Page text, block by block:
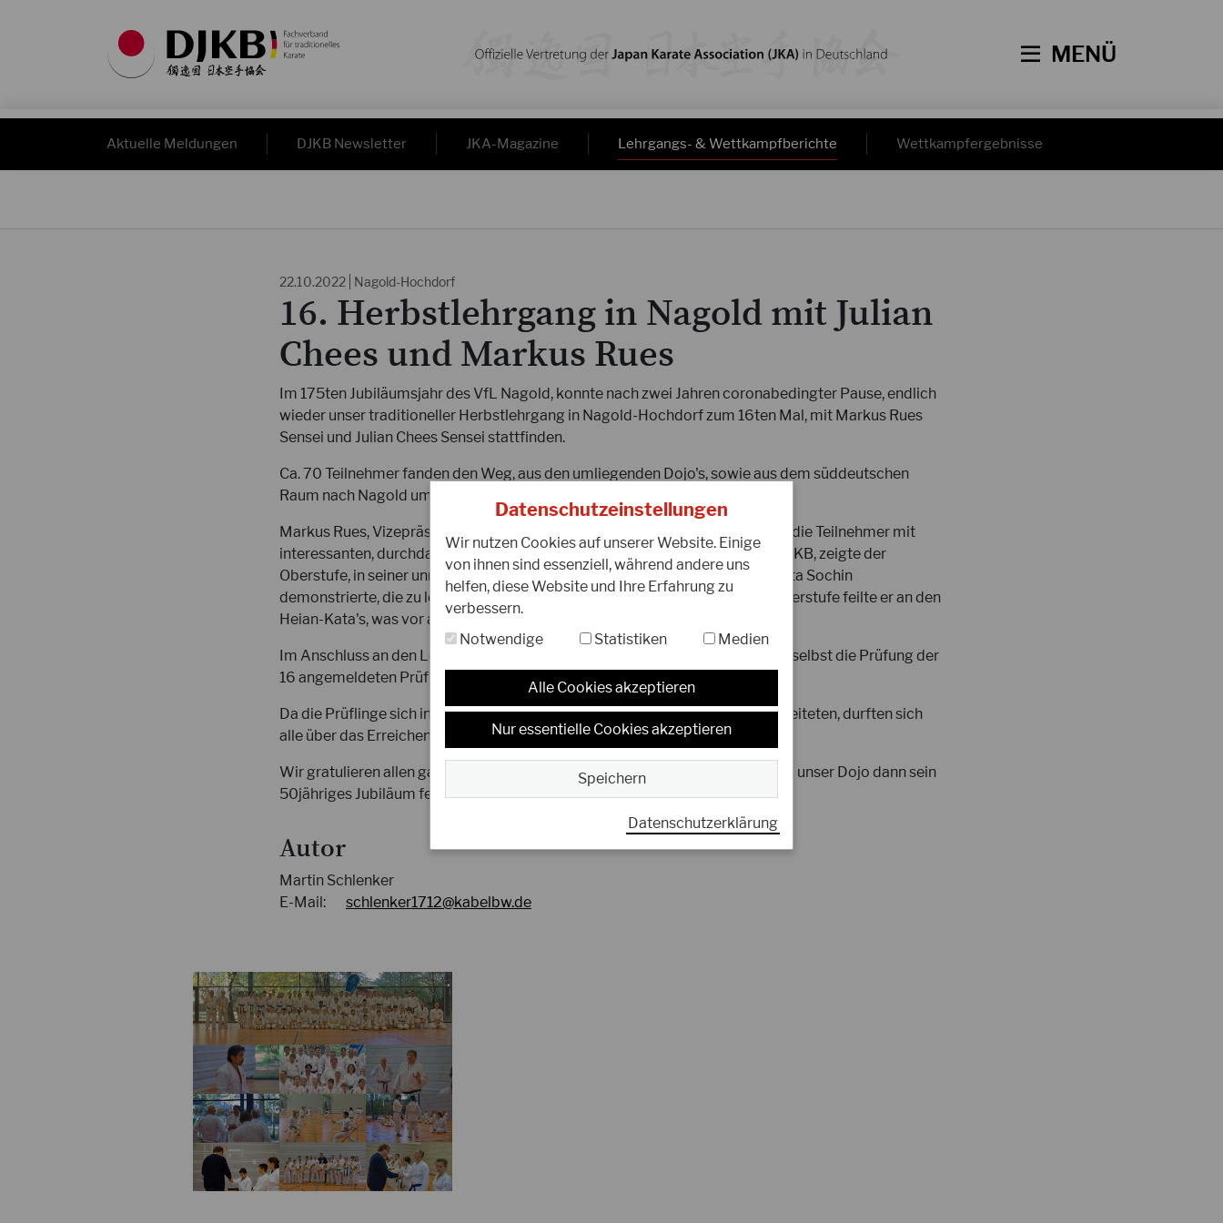
Datenschutzeinstellungen
Wir nutzen Cookies auf unserer Website. Einige
von ihnen sind essenziell, während andere uns
helfen, diese Website und Ihre Erfahrung zu
verbessern.
Notwendige
Statistiken Medien
Alle Cookies akzeptieren
Nur essentielle Cookies akzeptieren
Speichern
Datenschutzerklärung
MENÜ
Aktuelle Meldungen DJKB Newsletter JKA-Magazine Lehrgangs- & Wettkampfberichte Wettkampfergebnisse
22.10.2022 Nagold-Hochdorf
16. Herbstlehrgang in Nagold mit Julian
Chees und Markus Rues
Im 175ten Jubiläumsjahr des VfL Nagold, konnte nach zwei Jahren coronabedingter Pause, endlich
wieder unser traditioneller Herbstlehrgang in Nagold-Hochdorf zum 16ten Mal, mit Markus Rues
Sensei und Julian Chees Sensei stattfinden.
Ca. 70 Teilnehmer fanden den Weg, aus den umliegenden Dojo's, sowie aus dem süddeutschen
Raum nach Nagold um von diesen zwei Koryphäen des Karate zu lernen.
Markus Rues, Vizepräsident des DJKB und Bundesjugendtrainer, begeisterte die Teilnehmer mit
interessanten, durchdachten Kumiteeinheiten. Julian Chees, Instructor des DJKB, zeigte der
Oberstufe, in seiner unnachahmlichen Art, ihre Grenzen auf, als er Teile der Kata Sochin
demonstrierte, die zu lernen die Teilnehmer die Gelegenheit hatten. In der Unterstufe feilte er an den
Heian-Kata's, was vor allem den anstehenden Prüflingen entgegenkam.
Im Anschluss an den Lehrgang nahm der Bundesjugendtrainer Markus Rues, selbst die Prüfung der
16 angemeldeten Prüflinge ab.
Da die Prüflinge sich in den vergangenen Wochen gut auf die Prüfung vorbereiteten, durften sich
alle über das Erreichen des nächsten Gürtelgrades freuen.
Wir gratulieren allen ganz herzlich und freuen uns auf das nächste Jahr in dem unser Dojo dann sein
50jähriges Jubiläum feiert!
Autor
Martin Schlenker
E-Mail:
schlenker1712@kabelbw.de